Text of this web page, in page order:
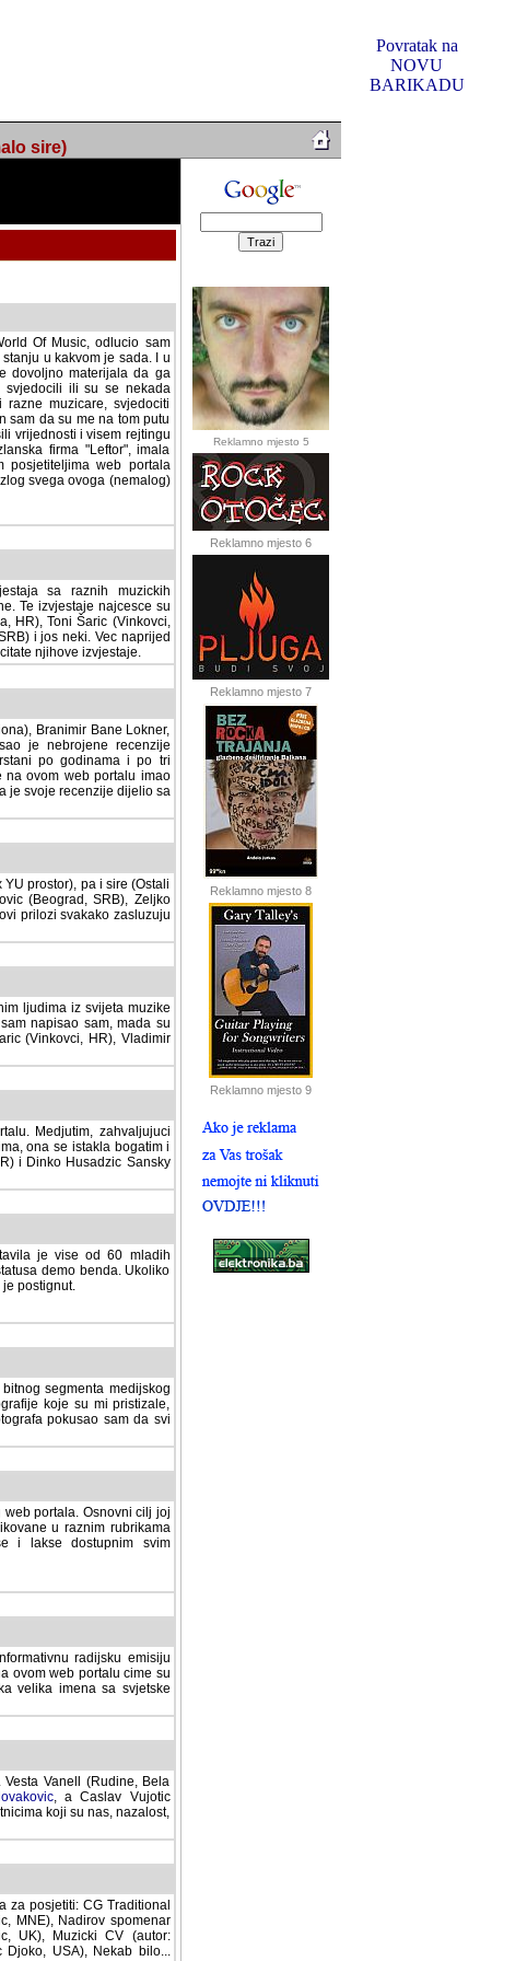
Povratak na
NOVU
BARIKADU
sire)
Of Music, odlucio sam
u kakvom je sada. I u
dovoljno materijala da ga
ili su se nekada desile.
svjedociti njihovim
su me na tom putu pratili
i visem rejtingu ovog
firma "Leftor", imala
posjetiteljima web portala
svega ovoga (nemalog)
sa raznih muzickih
Te izvjestaje najcesce su
HR), Toni Šaric (Vinkovci,
i jos neki. Vec naprijed
njihove izvjestaje.
Branimir Bane Lokner,
recenzije muzickih
i po tri osnovne
portalu imao svoju rubriku.
dijelio sa svima vama,
prostor), pa i sire (Ostali
SRB), Zeljko Milovic
svakako zasluzuju da se
ljudima iz svijeta muzike
napisao sam, mada su
(Vinkovci, HR), Vladimir
Medjutim, zahvaljujuci veliki
ona se istakla bogatim i
i Dinko Husadzic Sansky
je vise od 60 mladih
demo benda. Ukoliko im
segmenta medijskog
koje su mi pristizale,
pokusao sam da svi
portala. Osnovni cilj joj
u raznim rubrikama
i lakse dostupnim svim
radijsku emisiju
ovom web portalu cime su
velika imena sa svjetske
Vanell (Rudine, Bela
, a Caslav Vujotic
koji su nas, nazalost,
za posjetiti: CG Traditional
MNE), Nadirov spomenar
Muzicki CV (autor: Dragutin
Nekab bilo... (autor:
Reklamno mjesto 5
Reklamno mjesto 6
Reklamno mjesto 7
Reklamno mjesto 8
Reklamno mjesto 9